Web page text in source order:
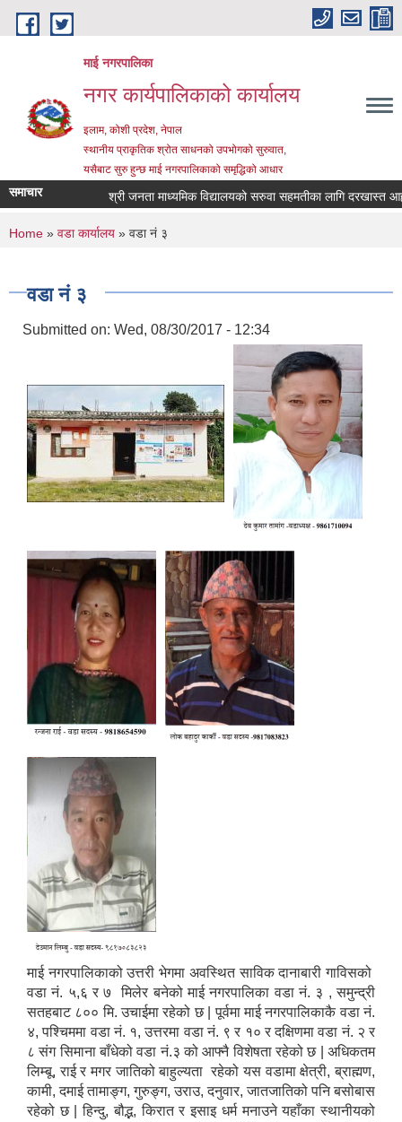
Skip to main content
माई नगरपालिका
नगर कार्यपालिकाको कार्यालय
इलाम, कोशी प्रदेश, नेपाल
स्थानीय प्राकृतिक श्रोत साधनको उपभोगको सुरुवात,
यसैबाट सुरु हुन्छ माई नगरपालिकाको समृद्धिको आधार
समाचार श्री जनता माध्यमिक विद्यालयको सरुवा सहमतीका लागि दरखास्त आह्वान
You are here
Home » वडा कार्यालय » वडा नं ३
वडा नं ३
Submitted on: Wed, 08/30/2017 - 12:34
माई नगरपालिकाको उत्तरी भेगमा अवस्थित साविक दानाबारी गाविसको
वडा नं. ५,६ र ७ मिलेर बनेको माई नगरपालिका वडा नं. ३ , समुन्द्री
सतहबाट ८०० मि. उचाईमा रहेको छ | पूर्वमा माई नगरपालिकाकै वडा नं.
४, पश्चिममा वडा नं. १, उत्तरमा वडा नं. ९ र १० र दक्षिणमा वडा नं. २ र
८ संग सिमाना बाँधेको वडा नं.३ को आफ्नै विशेषता रहेको छ | अधिकतम
लिम्बू, राई र मगर जातिको बाहुल्यता रहेको यस वडामा क्षेत्री, ब्राह्मण,
कामी, दमाई तामाङ्ग, गुरुङ्ग, उराउ, दनुवार, जातजातिको पनि बसोबास
रहेको छ | हिन्दु, बौद्भ, किरात र इसाइ धर्म मनाउने यहाँका स्थानीयको